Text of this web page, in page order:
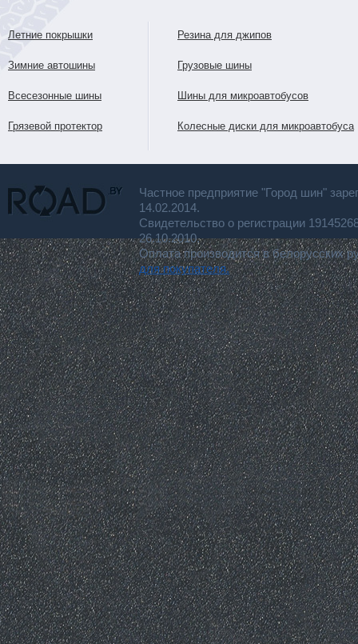
Летние покрышки
Зимние автошины
Всесезонные шины
Грязевой протектор
Резина для джипов
Грузовые шины
Шины для микроавтобусов
Колесные диски для микроавтобуса
Частное предприятие "Город шин"
14.02.2014.
Свидетельство о регистрации
26.10.2010.
Оплата производится в белорусских
для покупателя.